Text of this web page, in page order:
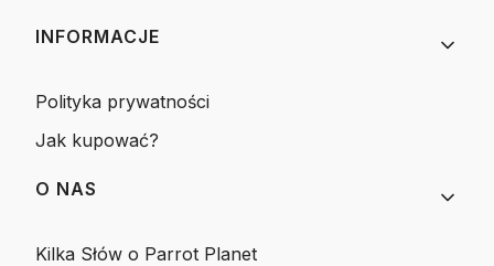
INFORMACJE
Polityka prywatności
Jak kupować?
O NAS
Kilka Słów o Parrot Planet